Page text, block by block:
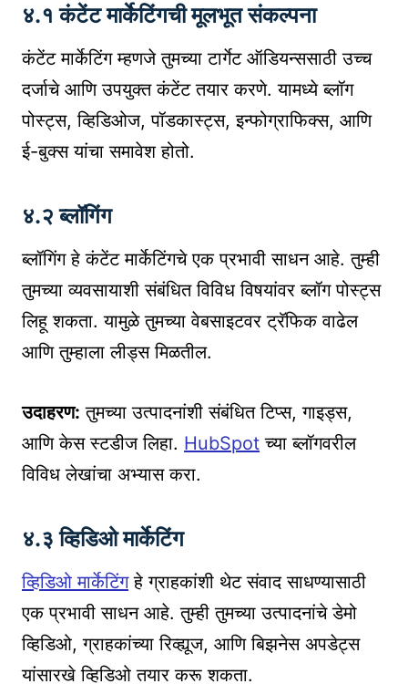
४.१ कंटेंट मार्केटिंगची मूलभूत संकल्पना
कंटेंट मार्केटिंग म्हणजे तुमच्या टार्गेट ऑडियन्ससाठी उच्च
दर्जाचे आणि उपयुक्त कंटेंट तयार करणे. यामध्ये ब्लॉग
पोस्ट्स, व्हिडिओज, पॉडकास्ट्स, इन्फोग्राफिक्स, आणि
ई-बुक्स यांचा समावेश होतो.
४.२ ब्लॉगिंग
ब्लॉगिंग हे कंटेंट मार्केटिंगचे एक प्रभावी साधन आहे. तुम्ही
तुमच्या व्यवसायाशी संबंधित विविध विषयांवर ब्लॉग पोस्ट्स
लिहू शकता. यामुळे तुमच्या वेबसाइटवर ट्रॅफिक वाढेल
आणि तुम्हाला लीड्स मिळतील.
उदाहरण: तुमच्या उत्पादनांशी संबंधित टिप्स, गाइड्स,
आणि केस स्टडीज लिहा. HubSpot च्या ब्लॉगवरील
विविध लेखांचा अभ्यास करा.
४.३ व्हिडिओ मार्केटिंग
व्हिडिओ मार्केटिंगहे ग्राहकांशी थेट संवाद साधण्यासाठी
एक प्रभावी साधन आहे. तुम्ही तुमच्या उत्पादनांचे डेमो
व्हिडिओ, ग्राहकांच्या रिव्ह्यूज, आणि बिझनेस अपडेट्स
यांसारखे व्हिडिओ तयार करू शकता.